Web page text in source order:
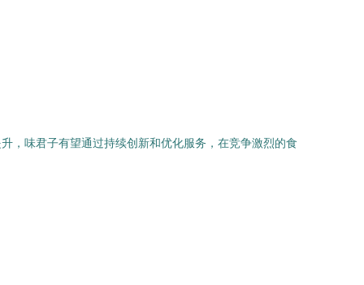
，味君子有望通过持续创新和优化服务，在竞争激烈的食